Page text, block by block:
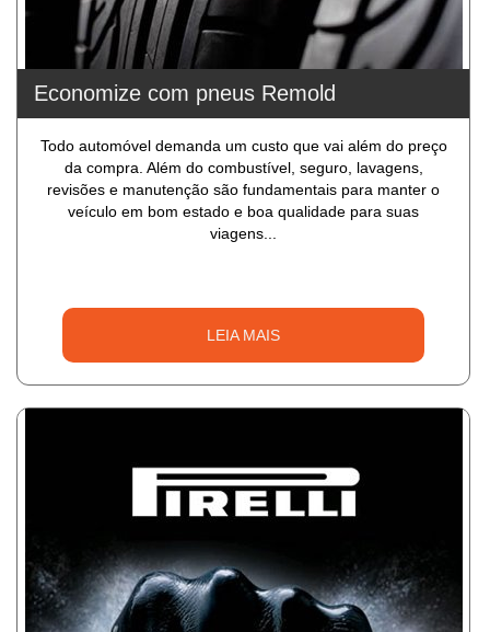
Economize com pneus Remold
Todo automóvel demanda um custo que vai além do preço
da compra. Além do combustível, seguro, lavagens,
revisões e manutenção são fundamentais para manter o
veículo em bom estado e boa qualidade para suas
viagens...
LEIA MAIS